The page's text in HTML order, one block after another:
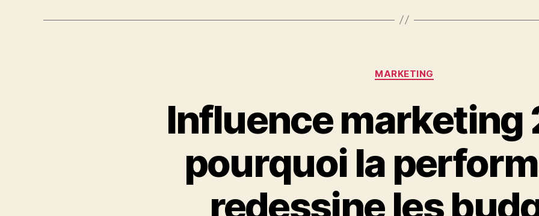
Catégories
MARKETING
Influence marketing
pourquoi la
redessine les